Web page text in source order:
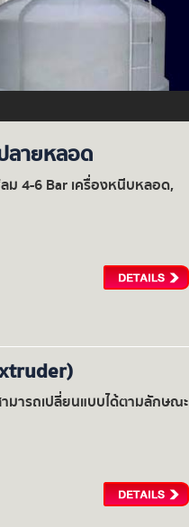
ลายหลอด
ม 4-6 Bar เครื่องหนีบหลอด,
มารถเปลี่ยนแบบได้ตามลักษณะ